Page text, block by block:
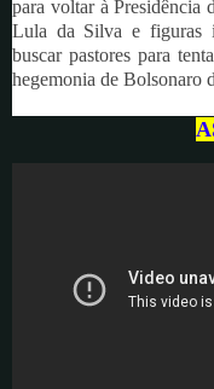
para voltar à Presidência
Lula da Silva e figuras
buscar pastores para
hegemonia de Bolsonaro